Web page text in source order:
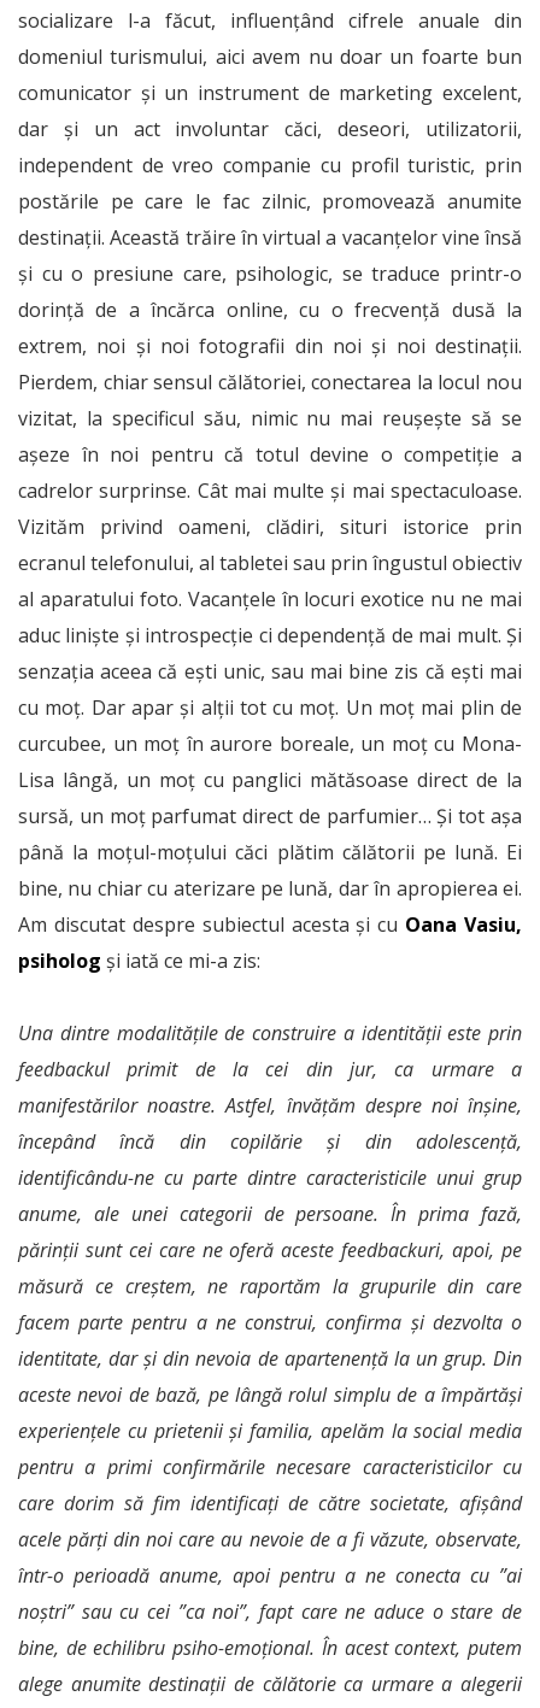
socializare l-a făcut, influențând cifrele anuale din
domeniul turismului, aici avem nu doar un foarte bun
comunicator și un instrument de marketing excelent,
dar și un act involuntar căci, deseori, utilizatorii,
independent de vreo companie cu profil turistic, prin
postările pe care le fac zilnic, promovează anumite
destinații. Această trăire în virtual a vacanțelor vine însă
și cu o presiune care, psihologic, se traduce printr-o
dorință de a încărca online, cu o frecvență dusă la
extrem, noi și noi fotografii din noi și noi destinații.
Pierdem, chiar sensul călătoriei, conectarea la locul nou
vizitat, la specificul său, nimic nu mai reușește să se
așeze în noi pentru că totul devine o competiție a
cadrelor surprinse. Cât mai multe și mai spectaculoase.
Vizităm privind oameni, clădiri, situri istorice prin
ecranul telefonului, al tabletei sau prin îngustul obiectiv
al aparatului foto. Vacanțele în locuri exotice nu ne mai
aduc liniște și introspecție ci dependență de mai mult. Și
senzația aceea că ești unic, sau mai bine zis că ești mai
cu moț. Dar apar și alții tot cu moț. Un moț mai plin de
curcubee, un moț în aurore boreale, un moț cu Mona-
Lisa lângă, un moț cu panglici mătăsoase direct de la
sursă, un moț parfumat direct de parfumier… Și tot așa
până la moțul-moțului căci plătim călătorii pe lună. Ei
bine, nu chiar cu aterizare pe lună, dar în apropierea ei.
Am discutat despre subiectul acesta și cu Oana Vasiu,
psiholog și iată ce mi-a zis:
Una dintre modalitățile de construire a identității este prin
feedbackul primit de la cei din jur, ca urmare a
manifestărilor noastre. Astfel, învățăm despre noi înșine,
începând încă din copilărie și din adolescență,
identificându-ne cu parte dintre caracteristicile unui grup
anume, ale unei categorii de persoane. În prima fază,
părinții sunt cei care ne oferă aceste feedbackuri, apoi, pe
măsură ce creștem, ne raportăm la grupurile din care
facem parte pentru a ne construi, confirma și dezvolta o
identitate, dar și din nevoia de apartenență la un grup. Din
aceste nevoi de bază, pe lângă rolul simplu de a împărtăși
experiențele cu prietenii și familia, apelăm la social media
pentru a primi confirmările necesare caracteristicilor cu
care dorim să fim identificați de către societate, afișând
acele părți din noi care au nevoie de a fi văzute, observate,
într-o perioadă anume, apoi pentru a ne conecta cu ”ai
noștri” sau cu cei ”ca noi”, fapt care ne aduce o stare de
bine, de echilibru psiho-emoțional. În acest context, putem
alege anumite destinații de călătorie ca urmare a alegerii